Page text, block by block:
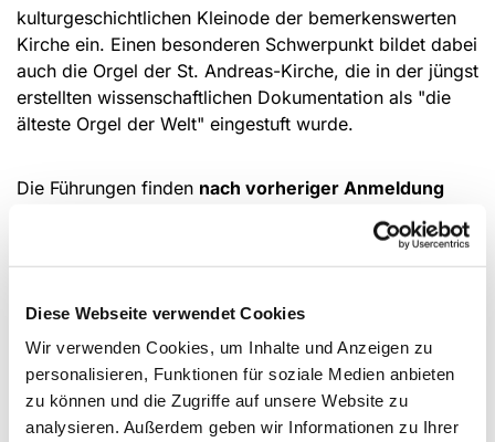
Diese Webseite verwendet Cookies
Wir verwenden Cookies, um Inhalte und Anzeigen zu
personalisieren, Funktionen für soziale Medien anbieten
zu können und die Zugriffe auf unsere Website zu
analysieren. Außerdem geben wir Informationen zu Ihrer
kulturgeschichtlichen Kleinode der bemerkenswerten
Kirche ein. Einen besonderen Schwerpunkt bildet dabei
auch die Orgel der St. Andreas-Kirche, die in der jüngst
erstellten wissenschaftlichen Dokumentation als "die
älteste Orgel der Welt" eingestuft wurde.
Die Führungen finden nach vorheriger Anmeldung
unter der unten Angegebenen Mailadresse jedem
zweiten Samstag im Monat jeweils von 15:00 bis 16.00
Uhr.
Termine abgestimmt werden.
Zur Terminvereinbarung schicken Sie einfach eine
Email an den Vorsitzenden des Freundeskreises,
Valentin Gröger (kirchenfuehrungen@kirche-
ostoennen.de).